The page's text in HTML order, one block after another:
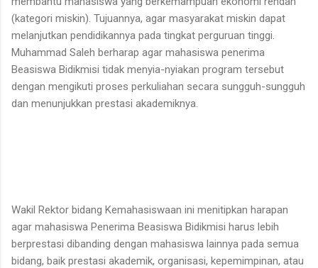
(kategori miskin). Tujuannya, agar masyarakat miskin dapat
melanjutkan pendidikannya pada tingkat perguruan tinggi.
Muhammad Saleh berharap agar mahasiswa penerima
Beasiswa Bidikmisi tidak menyia-nyiakan program tersebut
dengan mengikuti proses perkuliahan secara sungguh-sungguh
dan menunjukkan prestasi akademiknya.
Wakil Rektor bidang Kemahasiswaan ini menitipkan harapan
agar mahasiswa Penerima Beasiswa Bidikmisi harus lebih
berprestasi dibanding dengan mahasiswa lainnya pada semua
bidang, baik prestasi akademik, organisasi, kepemimpinan, atau